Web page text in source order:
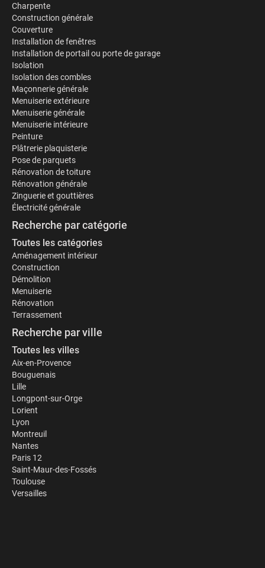
Charpente
Construction générale
Couverture
Installation de fenêtres
Installation de portail ou porte de garage
Isolation
Isolation des combles
Maçonnerie générale
Menuiserie extérieure
Menuiserie générale
Menuiserie intérieure
Peinture
Plâtrerie plaquisterie
Pose de parquets
Rénovation de toiture
Rénovation générale
Zinguerie et gouttières
Électricité générale
Recherche par catégorie
Toutes les catégories
Aménagement intérieur
Construction
Démolition
Menuiserie
Rénovation
Terrassement
Recherche par ville
Toutes les villes
Aix-en-Provence
Bouguenais
Lille
Longpont-sur-Orge
Lorient
Lyon
Montreuil
Nantes
Paris 12
Saint-Maur-des-Fossés
Toulouse
Versailles